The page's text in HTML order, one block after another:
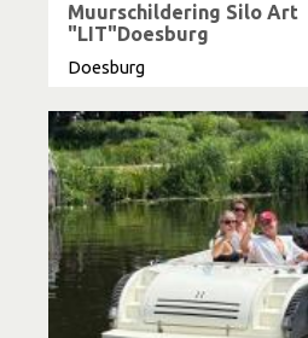
Muurschildering Silo Art
"LIT"Doesburg
Doesburg